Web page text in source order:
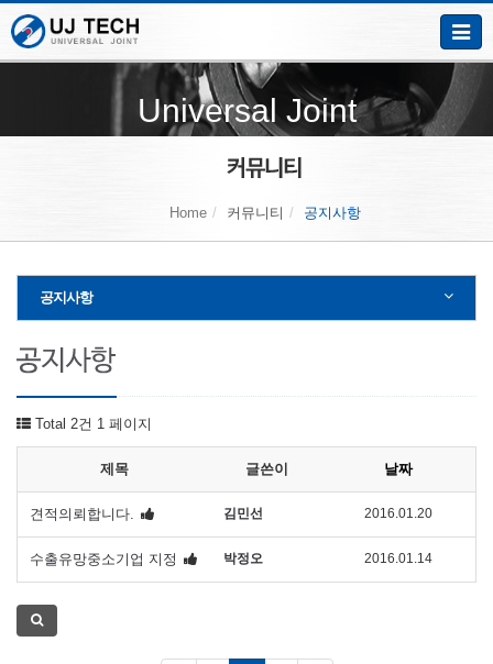
Toggle
Universal Joint
Home 커뮤니티 공지사항
공지사항
Total 2건 1 페이지
제목 글쓴이 날짜
견적의뢰합니다. 김민선 2016.01.20
수출유망중소기업 지정 박정오 2016.01.14